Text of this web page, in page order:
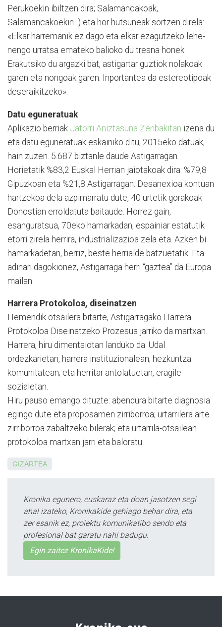
Peru­koe­kin ibiltzen dira; Sala­man­cakoak,
Salamancakoekin...) eta hor hutsuneak sortzen direla:
«Elkar harremanik ez dago eta elkar ezagutzeko lehe­
nengo urratsa emateko balioko du tresna honek.
Erakutsiko du argazki bat, astigartar guztiok nolakoak
garen eta nongoak garen. Inportantea da estereo­tipoak
deseraikitzeko».
Datu eguneratuak
Aplikazio berriak Jatorri Aniz­tasuna Zenbakitan izena du
eta datu eguneratuak eskaini­ko ditu; 2015eko datuak,
hain zuzen. 5.687 biztanle daude Astigarragan.
Horietatik %83,2 Euskal Herrian jaiotakoak dira: %79,8
Gipuzkoan eta %21,8 Astigarragan. Desa­nexioa kon­tu­an
hartzekoa dela azpima­rratu dute, 40 urtetik gorakoak
Donostian erroldatuta baitau­de. Horrez gain,
esanguratsua, 70eko hamarkadan, espainiar esta­tutik
etorri zirela herrira, industrializazioa zela eta. Azken bi
hamarkadetan, be­rriz, beste herrialde batzue­tatik. Eta
adinari dagokionez, Astigarra­ga herri “gaztea” da Europa
mailan.
Harrera Protokoloa, diseinatzen
Hemendik otsailera bitarte, Astigarragako Harrera
Proto­ko­loa Diseinatzeko Prozesua ja­rriko da martxan.
Harrera, hiru dimentsiotan landuko da: Udal
ordezkarietan, harrera institu­zio­na­lean; hezkuntza
komuni­ta­tean; eta herritar antolatue­tan, eragile
sozialetan.
Hiru pauso emango dituzte: abendura bitarte diag­nosia
egingo dute eta propo­samen zirriborroa; urtarrilera arte
zirriborroa zabaltzeko bilerak; eta urtarrila-otsailean
protokoloa martxan jarri eta baloratu.
GIZARTEA
Kronika egunero, euskaraz eta doan jasotzen segi
ahal izateko, Kronikakide gehiago behar dira, eta
zer esanik ez, proiektu komunikatibo sendo eta
profesional bat garatu nahi badugu.
Egin zaitez KronikaKide!